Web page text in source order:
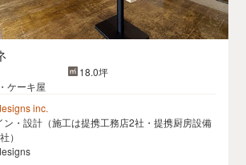
18.0坪
ケーキ屋
inc.
ン・設計（施工は提携工務店2社・提携厨房設備
）